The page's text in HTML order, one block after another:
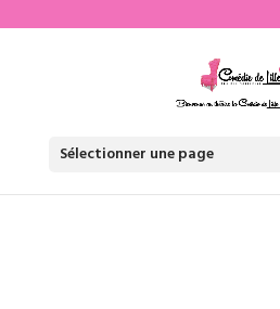
Sélectionner une page